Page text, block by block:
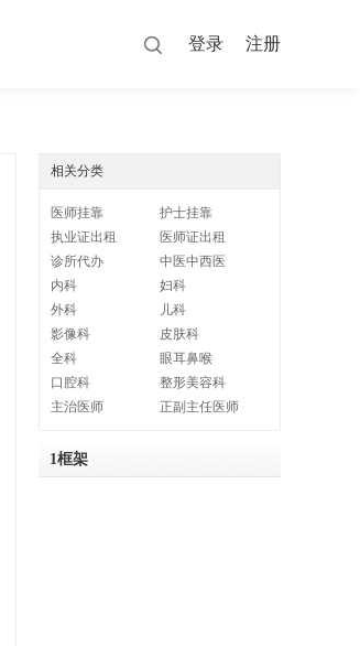
登录 注册
相关分类
医师挂靠
护士挂靠
执业证出租
医师证出租
诊所代办
中医中西医
内科
妇科
外科
儿科
影像科
皮肤科
全科
眼耳鼻喉
口腔科
整形美容科
主治医师
正副主任医师
1框架